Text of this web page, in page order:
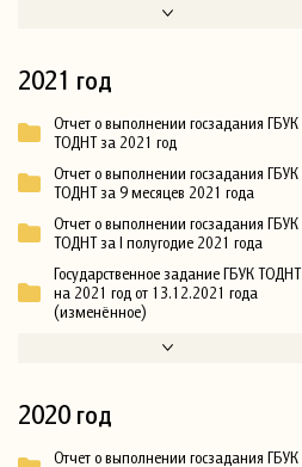
2021 год
Отчет о выполнении госзадания ГБУК
ТОДНТ за 2021 год
Отчет о выполнении госзадания ГБУК
ТОДНТ за 9 месяцев 2021 года
Отчет о выполнении госзадания ГБУК
ТОДНТ за I полугодие 2021 года
Государственное задание ГБУК ТОДНТ
на 2021 год от 13.12.2021 года
(изменённое)
2020 год
Отчет о выполнении госзадания ГБУК